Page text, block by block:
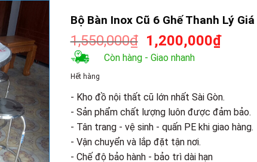
Bộ Bàn Inox Cũ 6 Ghế Thanh Lý Giá
1,550,000₫ Giá
gốc
1,200,000₫Giá
Còn hàng - Giao nhanh
Hết hàng
- Kho đồ nội thất cũ lớn nhất Sài Gòn.
- Sản phẩm chất lượng luôn được đảm bảo.
- Tân trang - vệ sinh - quấn PE khi giao hàng.
- Vận chuyển và lắp đặt tận nơi.
- Chế độ bảo hành - bảo trì dài hạn